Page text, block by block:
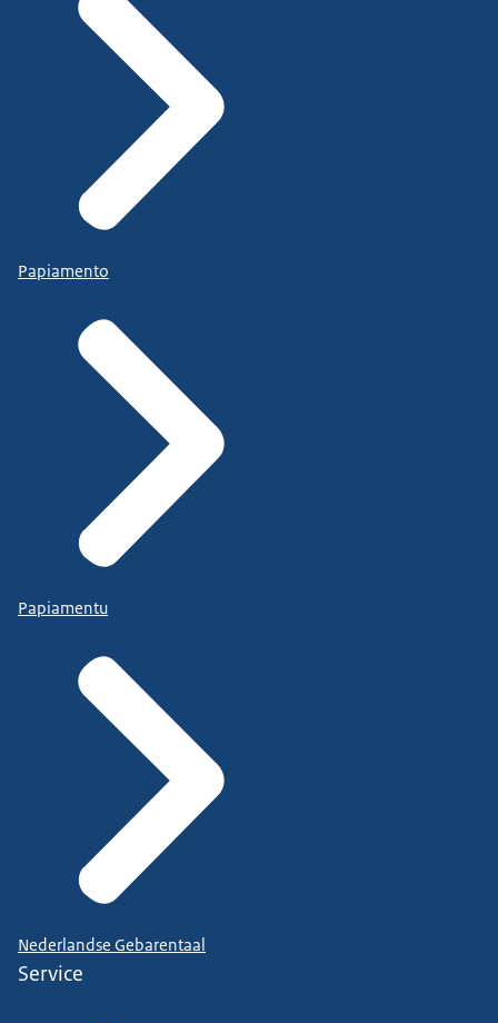
Papiamento
Papiamentu
Nederlandse Gebarentaal
Service